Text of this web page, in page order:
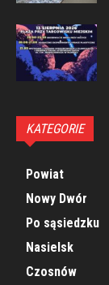
KATEGORIE
Powiat
Nowy Dwór
Po sąsiedzku
Nasielsk
Czosnów